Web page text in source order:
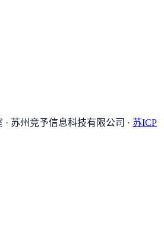
· 苏州竞予信息科技有限公司 · 苏ICP